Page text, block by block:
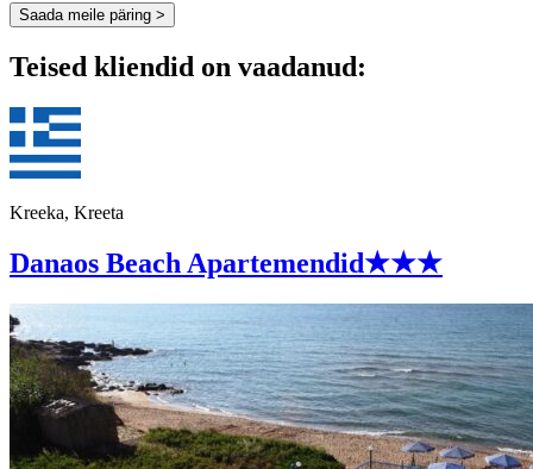
Teised kliendid on vaadanud:
Kreeka, Kreeta
Danaos Beach Apartemendid★★★